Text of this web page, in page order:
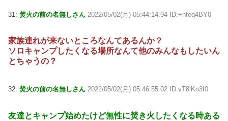
31: 焚火の前の名無しさん 2022/05/02(月) 05:44:14.94 ID:+nfeq4BY0
家族連れが来ないところなんてあるんか？
ソロキャンプしたくなる場所なんて他のみんなもしたいん
とちゃうの？
32: 焚火の前の名無しさん 2022/05/02(月) 05:46:55.02 ID:vT8lKo3I0
友達とキャンプ始めたけど無性に焚き火したくなる時ある